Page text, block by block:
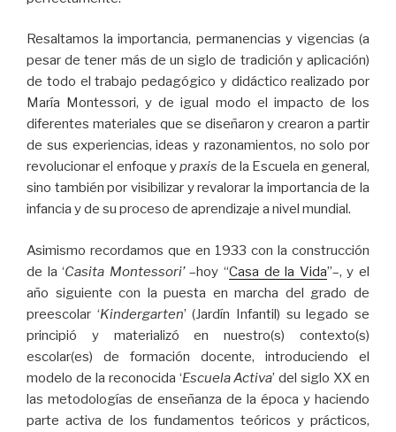
Resaltamos la importancia, permanencias y vigencias (a
pesar de tener más de un siglo de tradición y aplicación)
de todo el trabajo pedagógico y didáctico realizado por
María Montessori, y de igual modo el impacto de los
diferentes materiales que se diseñaron y crearon a partir
de sus experiencias, ideas y razonamientos, no solo por
revolucionar el enfoque ypraxis de la Escuela en general,
sino también por visibilizar y revalorar la importancia de la
infancia y de su proceso de aprendizaje a nivel mundial.
Asimismo recordamos que en 1933 con la construcción
de la ‘Casita Montessori’–hoy “Casa de la Vida”–, y el
año siguiente con la puesta en marcha del grado de
preescolar ‘Kindergarten’ (Jardín Infantil) su legado se
principió y materializó en nuestro(s) contexto(s)
escolar(es) de formación docente, introduciendo el
modelo de la reconocida ‘Escuela Activa’ del siglo XX en
las metodologías de enseñanza de la época y haciendo
parte activa de los fundamentos teóricos y prácticos,